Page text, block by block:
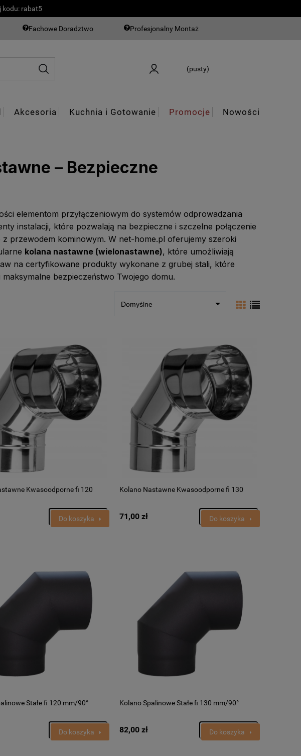
kodu: rabat5
Fachowe Doradztwo Profesjonalny Montaż
(pusty)
Akcesoria Kuchnia i Gotowanie Promocje Nowości
– Bezpieczne
elementom przyłączeniowym do systemów odprowadzania
instalacji, które pozwalają na bezpieczne i szczelne połączenie
przewodem kominowym. W net-home.pl oferujemy szeroki
kolana nastawne (wielonastawne), które umożliwiają
na certyfikowane produkty wykonane z grubej stali, które
bezpieczeństwo Twojego domu.
Kwasoodporne fi 120
Do koszyka
Kolano Nastawne Kwasoodporne fi 130
71,00 zł Do koszyka
Stałe fi 120 mm/90°
Do koszyka
Kolano Spalinowe Stałe fi 130 mm/90°
82,00 zł Do koszyka